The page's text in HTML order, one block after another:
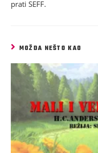
prati SEFF.
MOŽDA NEŠTO KAO